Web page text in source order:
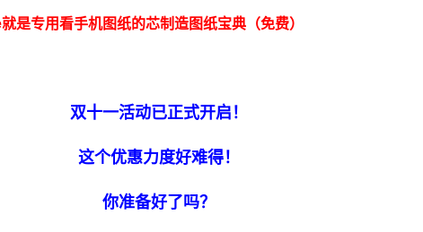
专用看手机图纸的芯制造图纸宝典（免费）
双十一活动已正式开启！
这个优惠力度好难得！
你准备好了吗？